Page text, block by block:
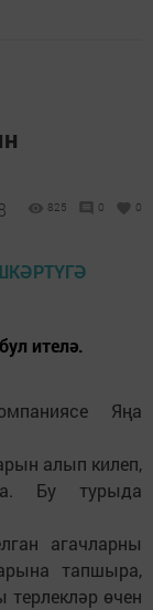
825 0 0
ителә.
Яңа
алып килеп,
Бу турыда
агачларны
тапшыра,
өчен